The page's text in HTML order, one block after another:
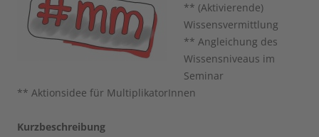
** (Aktivierende)
Wissensvermittlung
** Angleichung des
Wissensniveaus im
Seminar
** Aktionsidee für MultiplikatorInnen
Kurzbeschreibung